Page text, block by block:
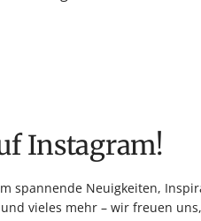
Instagram!
spannende Neuigkeiten,
vieles mehr – wir freuen